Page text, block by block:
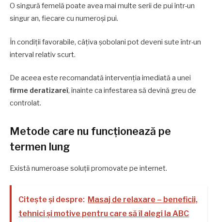
O singură femelă poate avea mai multe serii de pui într-un
singur an, fiecare cu numeroși pui.
În condiții favorabile, câțiva șobolani pot deveni sute într-un
interval relativ scurt.
De aceea este recomandată intervenția imediată a unei
firme deratizareî, înainte ca infestarea să devină greu de
controlat.
Metode care nu funcționează pe
termen lung
Există numeroase soluții promovate pe internet.
Citește și despre: Masaj de relaxare – beneficii,
tehnici și motive pentru care să îl alegi la ABC